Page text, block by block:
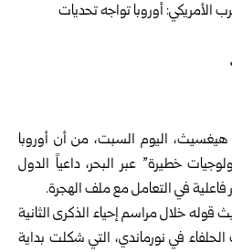
هيغسيث، اليوم السبت، من أن أوروبا
خطيرة” عبر البحر، داعياً الدول
فاعلية في التعامل مع ملف الهجرة.
خلال مراسم إحياء الذكرى الثانية
الحلفاء في نورماندي، التي شكلت بداية